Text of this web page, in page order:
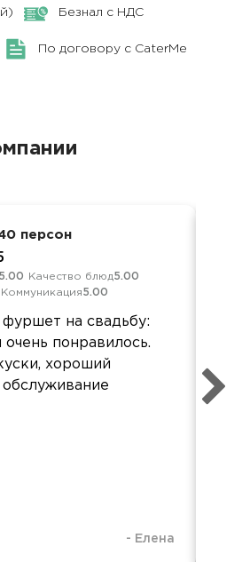
Безнал с НДС
По договору с CaterMe
персон
5.00 Качество блюд5.00
Коммуникация5.00
фуршет на свадьбу:
очень понравилось.
хороший
- Елена